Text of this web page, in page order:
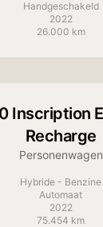
Handgeschakeld
2022
26.000 km
Inscription
Recharge
Personenwagen
Hybride - Benzine
Automaat
2022
75.454 km